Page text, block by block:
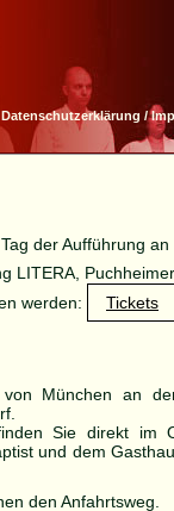
Datenschutzerklärung /
der Aufführung
LITERA,
werden:
Tickets
München an
Sie direkt im
und dem
den Anfahrtsweg.